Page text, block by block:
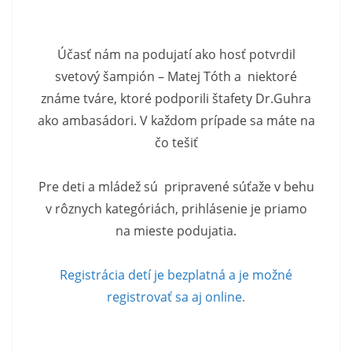
Účasť nám na podujatí ako hosť potvrdil
svetový šampión – Matej Tóth a niektoré
známe tváre, ktoré podporili štafety Dr.Guhra
ako ambasádori. V každom prípade sa máte na
čo tešiť
Pre deti a mládež sú pripravené súťaže v behu
v rôznych kategóriách, prihlásenie je priamo
na mieste podujatia.
Registrácia detí je bezplatná a je možné
registrovať sa aj online.